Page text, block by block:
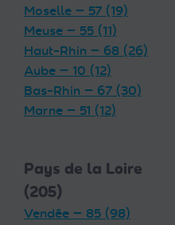
Moselle — 57 (19)
Meuse — 55 (11)
Haut-Rhin — 68 (26)
Aube — 10 (12)
Bas-Rhin — 67 (30)
Marne — 51 (12)
Pays de la Loire
(205)
Vendée — 85 (98)